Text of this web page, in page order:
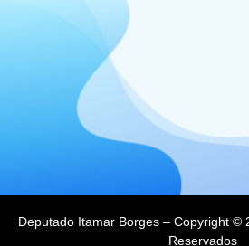
Deputado Itamar Borges – Copyright ©
Reservados